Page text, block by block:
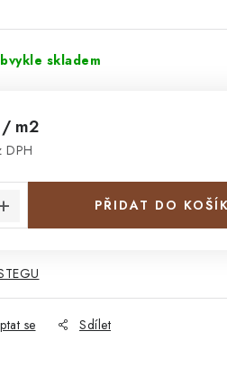
skladem
/ m2
DPH
PŘIDAT DO
se Sdílet